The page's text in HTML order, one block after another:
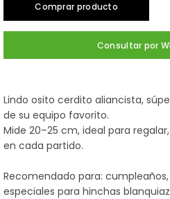
Comprar producto
Consultar por
Lindo osito cerdito aliancista,
de su equipo favorito.
Mide 20–25 cm, ideal para
en cada partido.
Recomendado para:
especiales para hinchas